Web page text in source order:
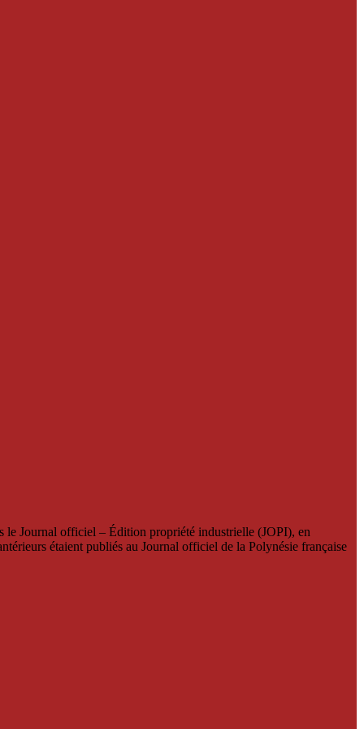
le Journal officiel – Édition propriété industrielle (JOPI), en
étaient publiés au Journal officiel de la Polynésie française